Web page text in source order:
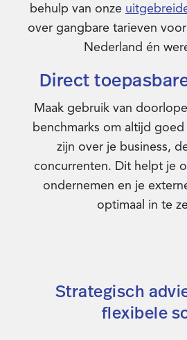
behulp van onze
over gangbare tarieven
Nederland én
Direct
Maak gebruik van
benchmarks om altijd
zijn over je business,
concurrenten. Dit helpt je
ondernemen en je
optimaal in te
Strategisch
flexibele